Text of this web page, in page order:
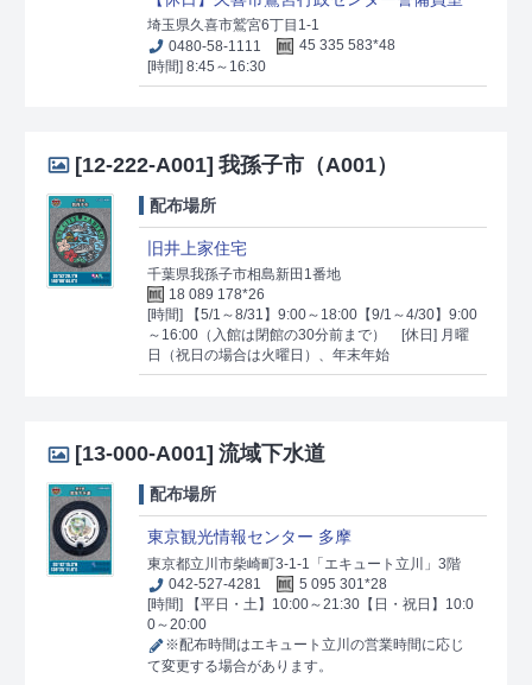
埼玉県久喜市鷲宮6丁目1-1
0480-58-1111
45 335 583*48
[時間] 8:45～16:30
[12-222-A001] 我孫子市（A001）
配布場所
旧井上家住宅
千葉県我孫子市相島新田1番地
18 089 178*26
[時間] 【5/1～8/31】9:00～18:00【9/1～4/30】9:00
～16:00（入館は閉館の30分前まで）
[休日] 月曜
日（祝日の場合は火曜日）、年末年始
[13-000-A001] 流域下水道
配布場所
東京観光情報センター 多摩
東京都立川市柴崎町3-1-1「エキュート立川」3階
042-527-4281
5 095 301*28
[時間] 【平日・土】10:00～21:30【日・祝日】10:0
0～20:00
※配布時間はエキュート立川の営業時間に応じ
て変更する場合があります。